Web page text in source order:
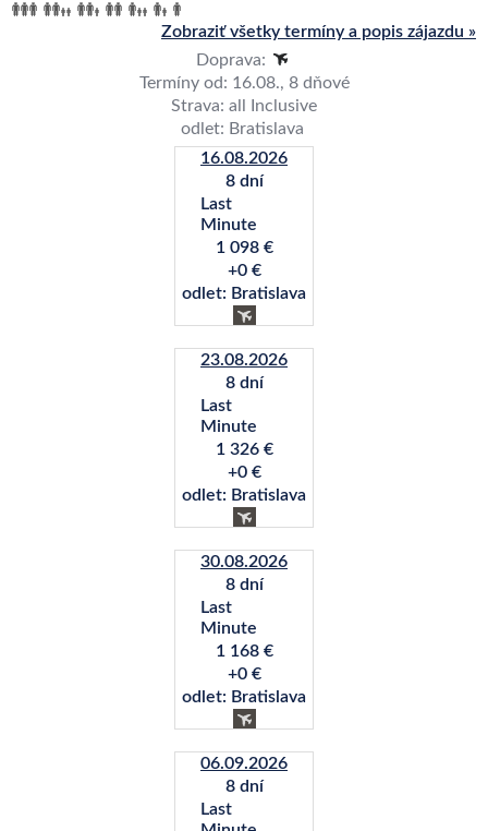
Zobraziť všetky termíny a popis zájazdu »
Doprava:
Termíny od: 16.08., 8 dňové
Strava: all Inclusive
odlet: Bratislava
16.08.2026
8 dní
Last
Minute
1 098 €
+0 €
odlet: Bratislava
23.08.2026
8 dní
Last
Minute
1 326 €
+0 €
odlet: Bratislava
30.08.2026
8 dní
Last
Minute
1 168 €
+0 €
odlet: Bratislava
06.09.2026
8 dní
Last